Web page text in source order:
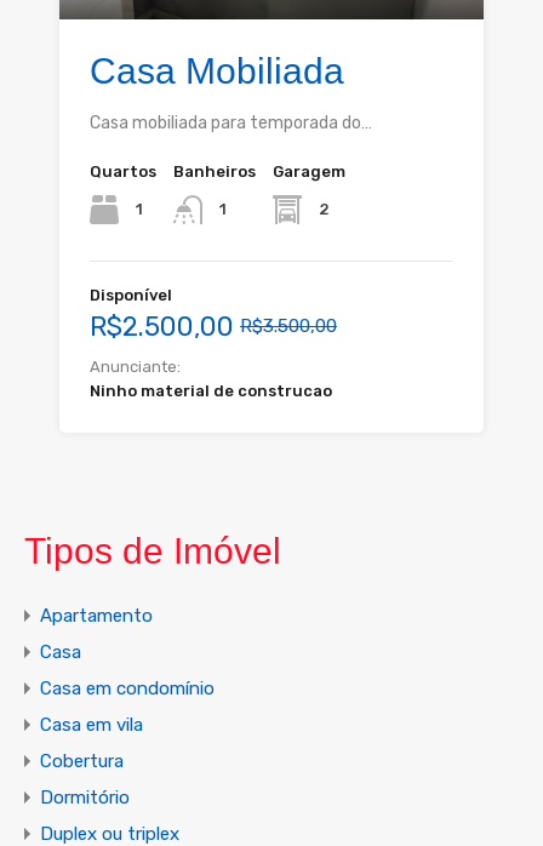
Casa Mobiliada
Casa mobiliada para temporada do…
Quartos
1
Banheiros
1
Garagem
2
Disponível
R$2.500,00 R$3.500,00
Anunciante:
Ninho material de construcao
Tipos de Imóvel
Apartamento
Casa
Casa em condomínio
Casa em vila
Cobertura
Dormitório
Duplex ou triplex